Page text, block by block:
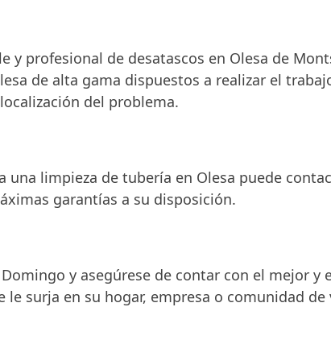
y profesional de desatascos en Olesa de
de alta gama dispuestos a realizar el
del problema.
limpieza de tubería en Olesa puede
garantías a su disposición.
y asegúrese de contar con el mejor
surja en su hogar, empresa o comunidad de